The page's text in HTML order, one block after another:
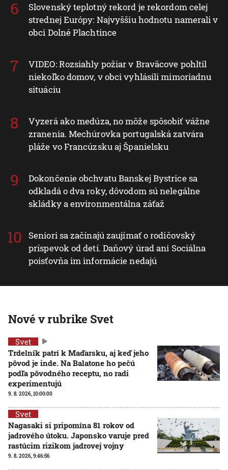
Slovenský teplotný rekord je rekordom celej
strednej Európy: Najvyššiu hodnotu namerali v
obci Dolné Plachtince
VIDEO: Rozsiahly požiar v Braväcove pohltil
niekoľko domov, v obci vyhlásili mimoriadnu
situáciu
Vyzerá ako medúza, no môže spôsobiť vážne
zranenia. Mechúrovka portugalská zatvára
pláže vo Francúzsku aj Španielsku
Dokončenie obchvatu Banskej Bystrice sa
odkladá o dva roky, dôvodom sú nelegálne
skládky a environmentálna záťaž
Seniori sa začínajú zaujímať o rodičovský
príspevok od detí. Daňový úrad ani Sociálna
poisťovňa im informácie nedajú
Nové v rubrike Svet
Svet
Trdelník patrí k Maďarsku, aj keď jeho
pôvod je inde. Na Balatone ho pečú
podľa pôvodného receptu, no radi
experimentujú
9. 8. 2026, 10:00:00
Svet
Nagasaki si pripomína 81 rokov od
jadrového útoku. Japonsko varuje pred
rastúcim rizikom jadrovej vojny
9. 8. 2026, 9:46:56